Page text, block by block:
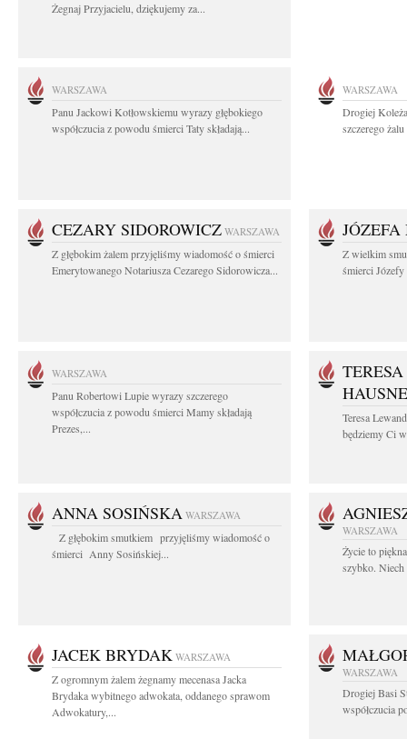
Żegnaj Przyjacielu, dziękujemy za...
WARSZAWA
Panu Jackowi Kotłowskiemu wyrazy głębokiego
współczucia z powodu śmierci Taty składają...
WARSZAWA
Drogiej
szczerego
CEZARY SIDOROWICZ WARSZAWA
Z głębokim żalem przyjęliśmy wiadomość o śmierci
Emerytowanego Notariusza Cezarego Sidorowicza...
Z wielkim
śmierci
WARSZAWA
Panu Robertowi Lupie wyrazy szczerego
współczucia z powodu śmierci Mamy składają
Prezes,...
Teresa
będziemy Ci
ANNA SOSIŃSKA WARSZAWA
Z głębokim smutkiem przyjęliśmy wiadomość o
śmierci Anny Sosińskiej...
WARSZAWA
Życie to
szybko. Niech
JACEK BRYDAK WARSZAWA
Z ogromnym żalem żegnamy mecenasa Jacka
Brydaka wybitnego adwokata, oddanego sprawom
Adwokatury,...
WARSZAWA
Drogiej Basi
współczucia